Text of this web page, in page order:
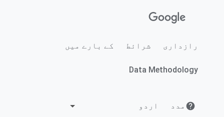
رازداری شرائط کے بارے میں
Data Methodology
مدد